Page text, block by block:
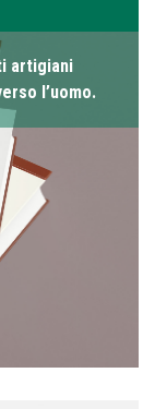
artigiani
l’uomo.